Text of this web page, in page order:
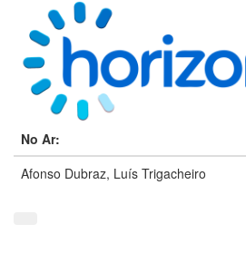
No Ar:
Afonso Dubraz, Luís Trigacheiro